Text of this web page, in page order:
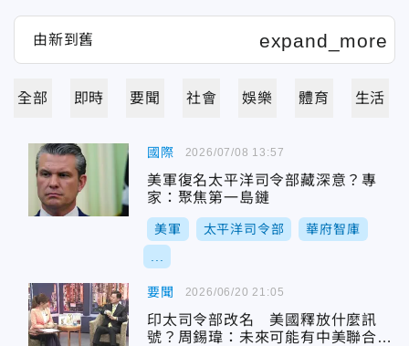
全部 即時 要聞 社會 娛樂 體育 生活
國際
美軍復名太平洋司令部藏深意？專
家：聚焦第一島鏈
美軍 太平洋司令部 華府智庫
2026/07/08 13:57
要聞
印太司令部改名 美國釋放什麼訊
號？周錫瑋：未來可能有中美聯合軍
2026/06/20 21:05